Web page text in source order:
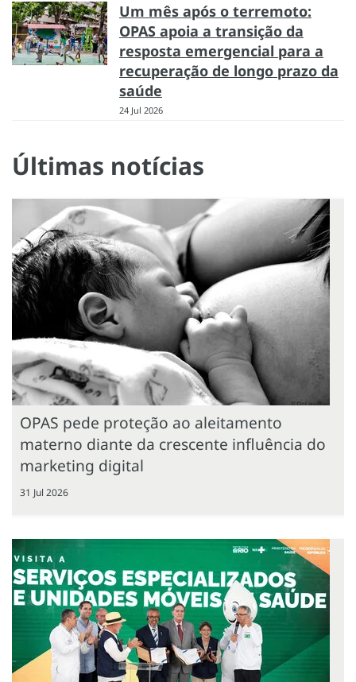
Um mês após o terremoto:
OPAS apoia a transição da
resposta emergencial para a
recuperação de longo prazo da
saúde
24 Jul 2026
Últimas notícias
OPAS pede proteção ao aleitamento
materno diante da crescente influência do
marketing digital
31 Jul 2026